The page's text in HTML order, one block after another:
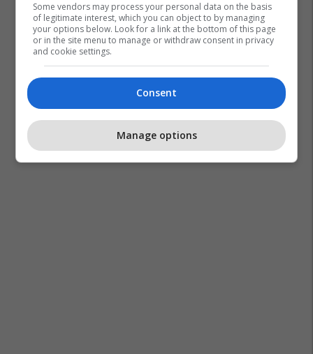
Some vendors may process your personal data on the basis
of legitimate interest, which you can object to by managing
your options below. Look for a link at the bottom of this page
or in the site menu to manage or withdraw consent in privacy
and cookie settings.
Consent
Manage options